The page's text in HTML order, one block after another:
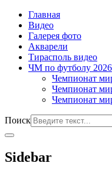
Главная
Видео
Галерея фото
Акварели
Тирасполь видео
ЧМ по футболу 2026
Чемпионат
Чемпионат
Чемпионат
Поиск
Sidebar